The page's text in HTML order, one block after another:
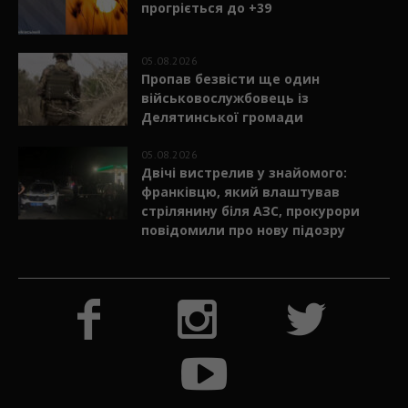
прогріється до +39
05.08.2026
Пропав безвісти ще один
військовослужбовець із
Делятинської громади
05.08.2026
Двічі вистрелив у знайомого:
франківцю, який влаштував
стрілянину біля АЗС, прокурори
повідомили про нову підозру